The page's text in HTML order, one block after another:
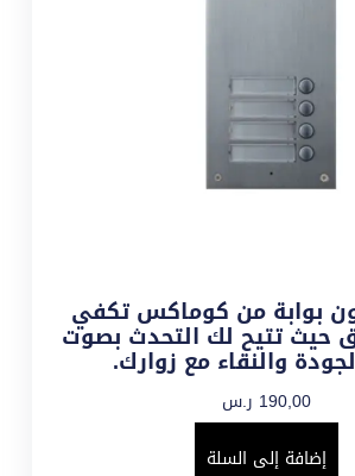
بوابة من كوماكس تكفي
6 شقق حيث تتيح لك التحدث بصوت
والنقاء مع زوارك.
190,00 ر.س
إضافة إلى السلة